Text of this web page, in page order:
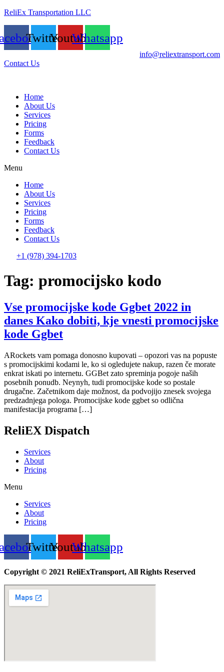
ReliEx Transportation LLC
TwitterYoutubeWhatsapp
info@reliextransport.com
Contact Us
Home
About Us
Services
Pricing
Forms
Feedback
Contact Us
Menu
Home
About Us
Services
Pricing
Forms
Feedback
Contact Us
+1 (978) 394-1703
Tag: promocijsko kodo
Vse promocijske kode Ggbet 2022 in
danes Kako dobiti, kje vnesti promocijske
kode Ggbet
ARockets vam pomaga donosno kupovati – opozori vas na popuste
s promocijskimi kodami le, ko si ogledujete nakup, razen če morate
enkrat iskati po internetu. GGBet zato spreminja pogoje naših
posebnih ponudb. Neynyh, tudi promocijske kode so postale
drugačne. Začetnikom daje možnost, da podvojijo znesek svojega
predzadnjega pologa. Promocijske kode ggbet so odlična
manifestacija programa […]
ReliEX Dispatch
Services
About
Pricing
Menu
Services
About
Pricing
TwitterYoutubeWhatsapp
Copyright © 2021 ReliExTransport, All Rights Reserved